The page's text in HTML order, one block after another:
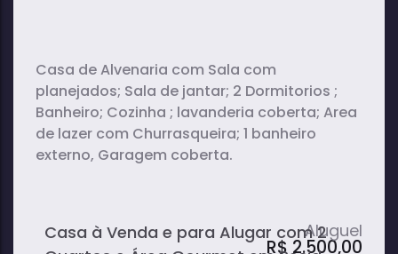
Casa à Venda e para Alugar com 2
R$2.500,00
Casa de Alvenaria com Sala com
planejados; Sala de jantar; 2 Dormitorios ;
Banheiro; Cozinha ; lavanderia coberta; Area
de lazer com Churrasqueira; 1 banheiro
externo, Garagem coberta.